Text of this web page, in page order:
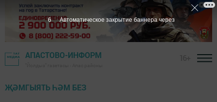
АПАСТОВО-ИНФОРМ
ҖӘМГЫЯТЬ ҺӘМ БЕЗ
5 Автоматическое закрытие баннера через